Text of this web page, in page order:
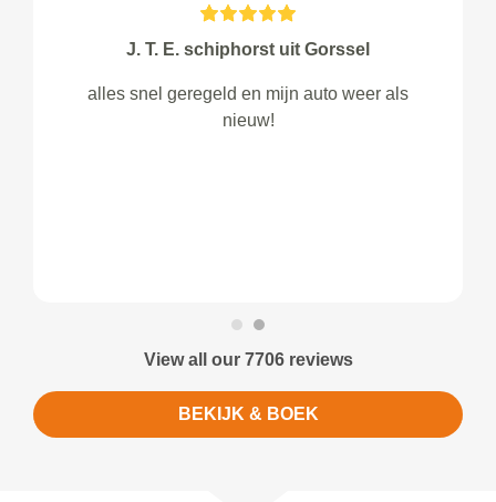
J. T. E. schiphorst uit Gorssel
alles snel geregeld en mijn auto weer als
nieuw!
View all our 7706 reviews
BEKIJK & BOEK